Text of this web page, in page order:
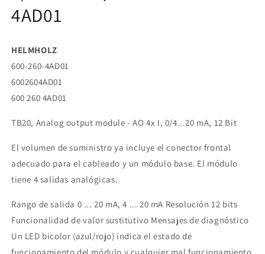
4AD01
HELMHOLZ
600-260-4AD01
6002604AD01
600 260 4AD01
TB20, Analog output module - AO 4x I, 0/4...20 mA, 12 Bit
El volumen de suministro ya incluye el conector frontal
adecuado para el cableado y un módulo base. El módulo
tiene 4 salidas analógicas.
Rango de salida 0 ... 20 mA, 4 ... 20 mA Resolución 12 bits
Funcionalidad de valor sustitutivo Mensajes de diagnóstico
Un LED bicolor (azul/rojo) indica el estado de